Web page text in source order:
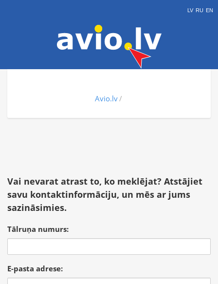
LV RU EN
Avio.lv
Vai nevarat atrast to, ko meklējat? Atstājiet
savu kontaktinformāciju, un mēs ar jums
sazināsimies.
Tālruņa numurs:
E-pasta adrese: